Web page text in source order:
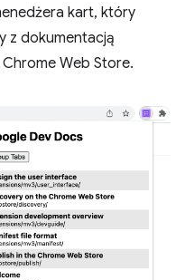
kart, który
z dokumentacją
Web Store.